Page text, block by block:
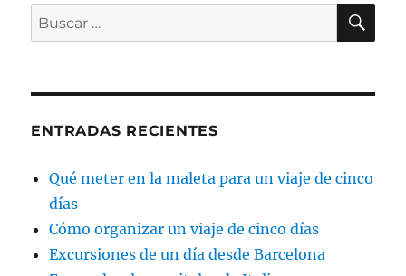
Buscar
por:
ENTRADAS RECIENTES
Qué meter en la maleta para un viaje de cinco
días
Cómo organizar un viaje de cinco días
Excursiones de un día desde Barcelona